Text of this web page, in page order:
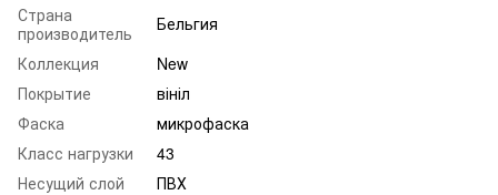
Страна
производитель
Бельгия
Коллекция
New
Покрытие
вініл
Фаска
микрофаска
Класс нагрузки
43
Несущий слой
ПВХ